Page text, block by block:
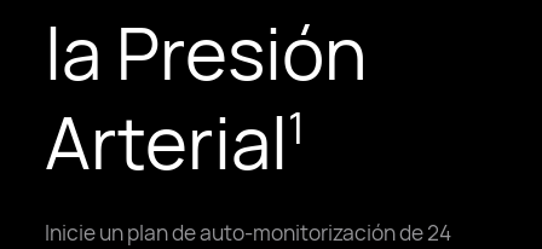
la Presión
Arterial1
Inicie un plan de auto-monitorización de 24